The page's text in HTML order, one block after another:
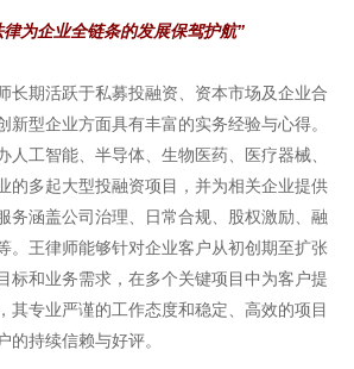
为企业全链条的发展保驾护航”
长期活跃于私募投融资、资本市场及企业合
新型企业方面具有丰富的实务经验与心得。
人工智能、半导体、生物医药、医疗器械、
的多起大型投融资项目，并为相关企业提供
务涵盖公司治理、日常合规、股权激励、融
。王律师能够针对企业客户从初创期至扩张
标和业务需求，在多个关键项目中为客户提
其专业严谨的工作态度和稳定、高效的项目
的持续信赖与好评。